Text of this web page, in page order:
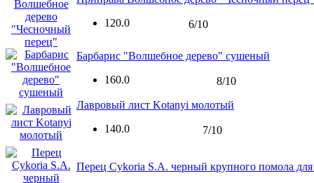
120.0
6/10
Барбарис "Волшебное дерево" сушеный
160.0
8/10
Лавровый лист Kotanyi молотый
140.0
7/10
Перец Cykoria S.A. черный крупного помола